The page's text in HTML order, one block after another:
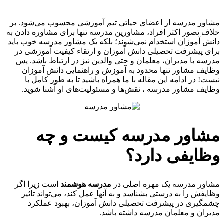
مدرسه از اعضای حیاتی تیم آموزشی محسوب می‌شود. بر
تصور اکثر افراد، مشاورین مدرسه تنها برای مشاوره دادن به
آموزان استخدام نمی‌شوند؛ بلکه یک مشاور مدرسه خوب باید
پیشرفت تحصیلی دانش آموزان و ارتقاء کیفیت آموزشی در
با مدیران، معلمان و حتی والدین نیز در ارتباط باشد. پس
مشاور تنها محدود به آموزش و راهنمایی دانش آموزان
در ادامه این مقاله با ما همراه باشید تا به طور کامل با
مشاور مدرسه ، نقش‌ها و مسئولیت‌های او آشنا شوید.
مدرسه کیست و چه
دارد؟
مدرسه یک مهره اصلی درمدرسه هوشمنداست زیرا اگر
را به درستی بشناسد و به آنها عمل کند، می‌تواند تاثیر
در پیشرفت تحصیلی دانش آموزان، بهبود عملکرد
و معلمان مدرسه داشته باشد.